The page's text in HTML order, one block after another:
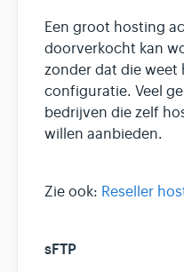
Een groot hosting
doorverkocht kan
zonder dat die weet
configuratie. Veel
bedrijven die zelf
willen aanbieden.
Zie ook: Reseller
sFTP